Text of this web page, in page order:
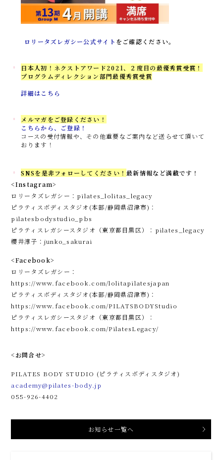
ロリータズレガシー公式サイト をご確認ください。
日本人初！ネクストアワード2021、
２度目の最優秀賞受賞！
プログラムディレクション部門最優秀賞受賞
詳細はこちら
メルマガをご登録ください！
こちらから、ご登録！
コースの受付情報や、その他重要なご案内など送らせて頂いて
おります！
SNSを是非フォローしてください！最新情報など満載です！
<Instagram>
ロリータズレガシー：pilates_lolitas_legacy
ピラティスボディスタジオ(本部/静岡県沼津市)：
pilatesbodystudio_pbs
ピラティスレガシースタジオ（東京都目黒区）：pilates_legacy
櫻井淳子：junko_sakurai
<Facebook>
ロリータズレガシー：
https://www.facebook.com/lolitapilatesjapan
ピラティスボディスタジオ(本部/静岡県沼津市)：
https://www.facebook.com/PILATSBODYStudio
ピラティスレガシースタジオ（東京都目黒区）：
https://www.facebook.com/PilatesLegacy/
<お問合せ>
PILATES BODY STUDIO (ピラティスボディスタジオ)
academy@pilates-body.jp
055-926-4402
お知らせ一覧へ